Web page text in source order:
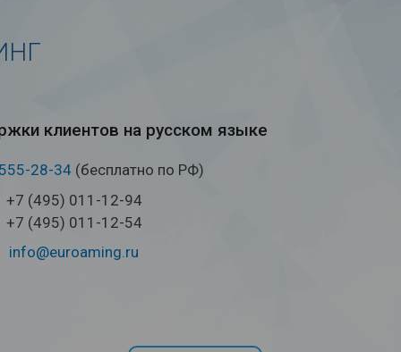
кли­ен­тов на рус­ском языке
28-34(бесплатно по РФ)
+7 (495) 011-12-94
+7 (495) 011-12-54
info@euroaming.ru